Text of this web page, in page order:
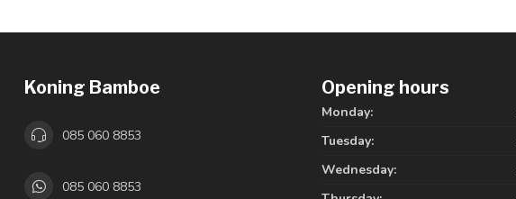
Koning Bamboe
085 060 8853
085 060 8853
Opening hours
Monday:
Tuesday:
Wednesday: